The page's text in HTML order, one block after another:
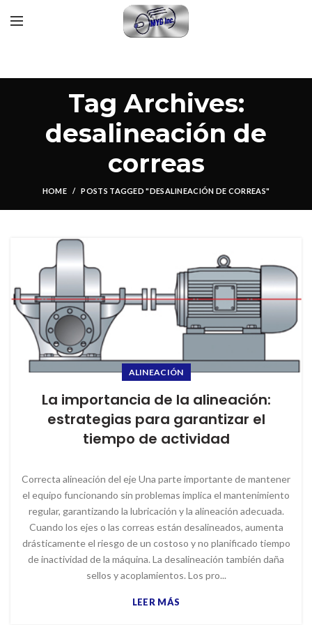
Tag Archives:
desalineación de
correas
HOME POSTS TAGGED "DESALINEACIÓN DE CORREAS"
ALINEACIÓN
La importancia de la alineación:
estrategias para garantizar el
tiempo de actividad
Correcta alineación del eje Una parte importante de mantener
el equipo funcionando sin problemas implica el mantenimiento
regular, garantizando la lubricación y la alineación adecuada.
Cuando los ejes o las correas están desalineados, aumenta
drásticamente el riesgo de un costoso y no planificado tiempo
de inactividad de la máquina. La desalineación también daña
sellos y acoplamientos. Los pro...
LEER MÁS